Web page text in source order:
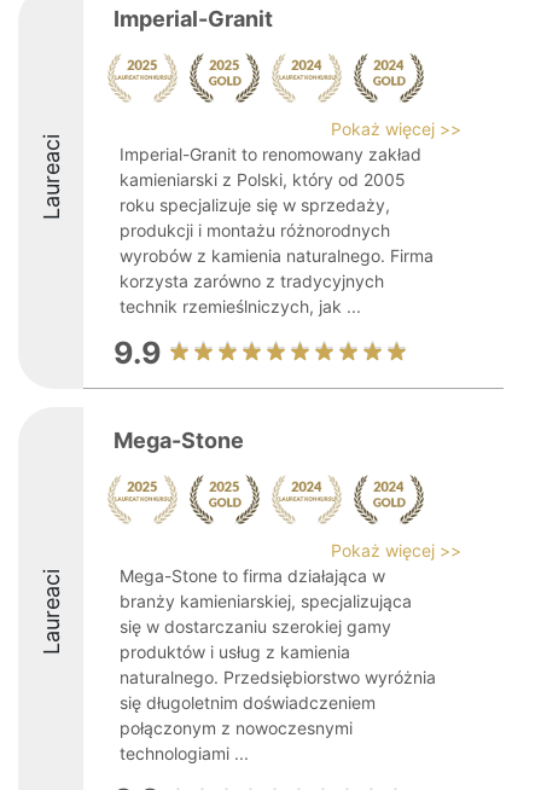
Laureaci
Imperial-Granit
Pokaż więcej >>
Imperial-Granit to renomowany zakład
kamieniarski z Polski, który od 2005
roku specjalizuje się w sprzedaży,
produkcji i montażu różnorodnych
wyrobów z kamienia naturalnego. Firma
korzysta zarówno z tradycyjnych
technik rzemieślniczych, jak ...
9.9
Laureaci
Mega-Stone
Pokaż więcej >>
Mega-Stone to firma działająca w
branży kamieniarskiej, specjalizująca
się w dostarczaniu szerokiej gamy
produktów i usług z kamienia
naturalnego. Przedsiębiorstwo wyróżnia
się długoletnim doświadczeniem
połączonym z nowoczesnymi
technologiami ...